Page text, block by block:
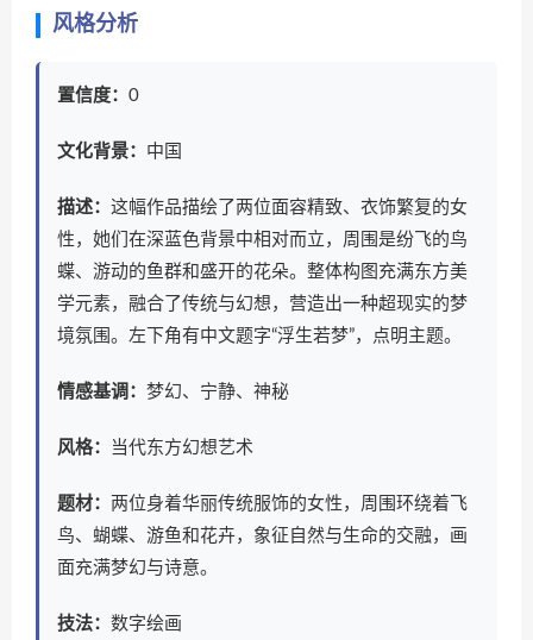
风格分析
置信度： 0
文化背景： 中国
描述： 这幅作品描绘了两位面容精致、衣饰繁复的女
性，她们在深蓝色背景中相对而立，周围是纷飞的鸟
蝶、游动的鱼群和盛开的花朵。整体构图充满东方美
学元素，融合了传统与幻想，营造出一种超现实的梦
境氛围。左下角有中文题字“浮生若梦”，点明主题。
情感基调： 梦幻、宁静、神秘
风格： 当代东方幻想艺术
题材： 两位身着华丽传统服饰的女性，周围环绕着飞
鸟、蝴蝶、游鱼和花卉，象征自然与生命的交融，画
面充满梦幻与诗意。
技法： 数字绘画